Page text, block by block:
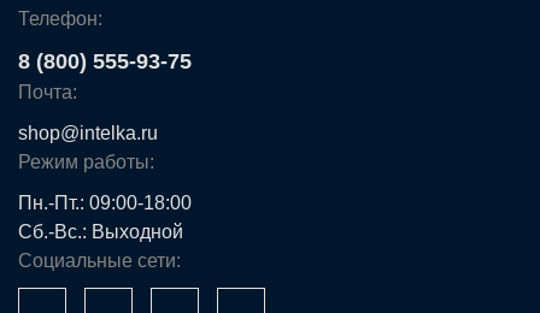
Телефон:
8 (800) 555-93-75
Почта:
shop@intelka.ru
Режим работы:
Пн.-Пт.: 09:00-18:00
Сб.-Вс.: Выходной
Социальные сети: